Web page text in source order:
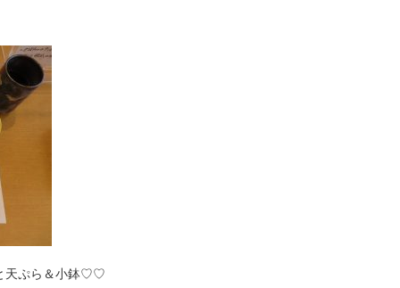
天ぷら＆小鉢♡♡